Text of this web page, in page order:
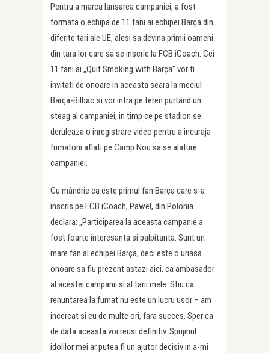
Pentru a marca lansarea campaniei, a fost
formata o echipa de 11 fani ai echipei Barça din
diferite tari ale UE, alesi sa devina primii oameni
din tara lor care sa se inscrie la FCB iCoach. Cei
11 fani ai „Quit Smoking with Barça” vor fi
invitati de onoare in aceasta seara la meciul
Barça-Bilbao si vor intra pe teren purtând un
steag al campaniei, in timp ce pe stadion se
deruleaza o inregistrare video pentru a incuraja
fumatorii aflati pe Camp Nou sa se alature
campaniei.
Cu mândrie ca este primul fan Barça care s-a
inscris pe FCB iCoach, Pawel, din Polonia
declara: „Participarea la aceasta campanie a
fost foarte interesanta si palpitanta. Sunt un
mare fan al echipei Barça, deci este o uriasa
onoare sa fiu prezent astazi aici, ca ambasador
al acestei campanii si al tarii mele. Stiu ca
renuntarea la fumat nu este un lucru usor – am
incercat si eu de multe ori, fara succes. Sper ca
de data aceasta voi reusi definitiv. Sprijinul
idolilor mei ar putea fi un ajutor decisiv in a-mi